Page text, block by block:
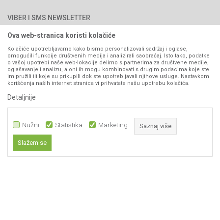
Kontakt
Pravo na odustajanje
Reklamacije
Povraćaj sredstava
Zamjena artikala
Plaćanje karticama
VIBER I SMS NEWSLETTER
PRATITE NAS
Ova web-stranica koristi kolačiće
Kolačiće upotrebljavamo kako bismo personalizovali sadržaj i oglase,
omogućili funkcije društvenih medija i analizirali saobraćaj. Isto tako, podatke
o vašoj upotrebi naše web-lokacije delimo s partnerima za društvene medije,
oglašavanje i analizu, a oni ih mogu kombinovati s drugim podacima koje ste
im pružili ili koje su prikupili dok ste upotrebljavali njihove usluge. Nastavkom
korišćenja naših internet stranica vi prihvatate našu upotrebu kolačića.
Detaljnije
Nužni Statistika Marketing Saznaj više
Slažem se